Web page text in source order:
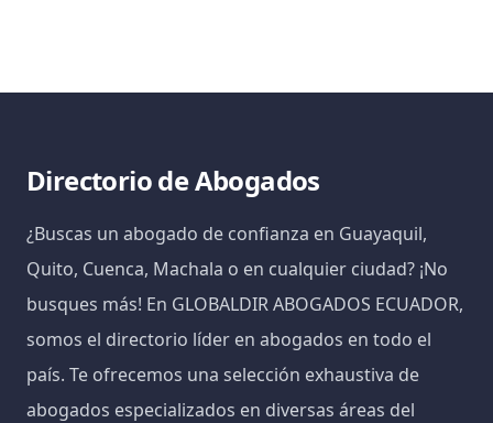
Directorio de Abogados
¿Buscas un abogado de confianza en Guayaquil,
Quito, Cuenca, Machala o en cualquier ciudad? ¡No
busques más! En GLOBALDIR ABOGADOS ECUADOR,
somos el directorio líder en abogados en todo el
país. Te ofrecemos una selección exhaustiva de
abogados especializados en diversas áreas del